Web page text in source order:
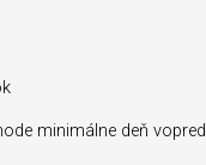
minimálne deň vopred